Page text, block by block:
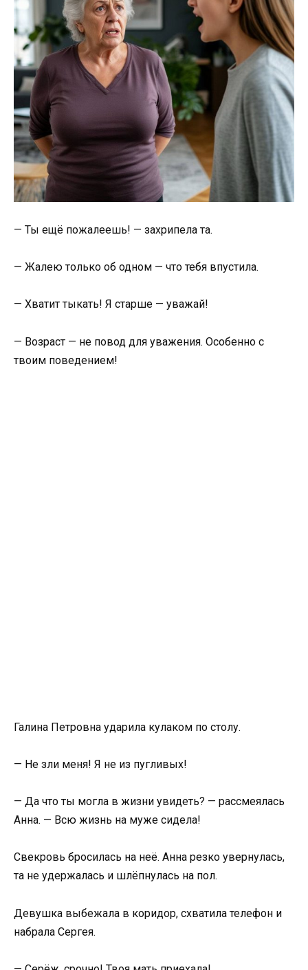
— Ты ещё пожалеешь! — захрипела та.
— Жалею только об одном — что тебя впустила.
— Хватит тыкать! Я старше — уважай!
— Возраст — не повод для уважения. Особенно с
твоим поведением!
Галина Петровна ударила кулаком по столу.
— Не зли меня! Я не из пугливых!
— Да что ты могла в жизни увидеть? — рассмеялась
Анна. — Всю жизнь на муже сидела!
Свекровь бросилась на неё. Анна резко увернулась,
та не удержалась и шлёпнулась на пол.
Девушка выбежала в коридор, схватила телефон и
набрала Сергея.